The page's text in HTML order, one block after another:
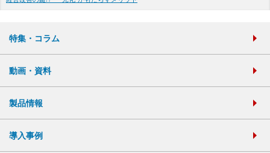
特集・コラム
動画・資料
製品情報
導入事例